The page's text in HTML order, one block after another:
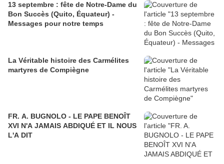
13 septembre : fête de Notre-Dame du
Bon Succès (Quito, Équateur) -
Messages pour notre temps
La Véritable histoire des Carmélites
martyres de Compiègne
FR. A. BUGNOLO - LE PAPE BENOÎT
XVI N'A JAMAIS ABDIQUÉ ET IL NOUS
L'A DIT